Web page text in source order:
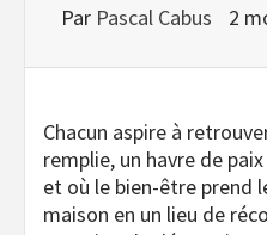
Par Pascal Cabus 2
Chacun aspire à
remplie, un havre de
et où le bien-être prend
maison en un lieu de